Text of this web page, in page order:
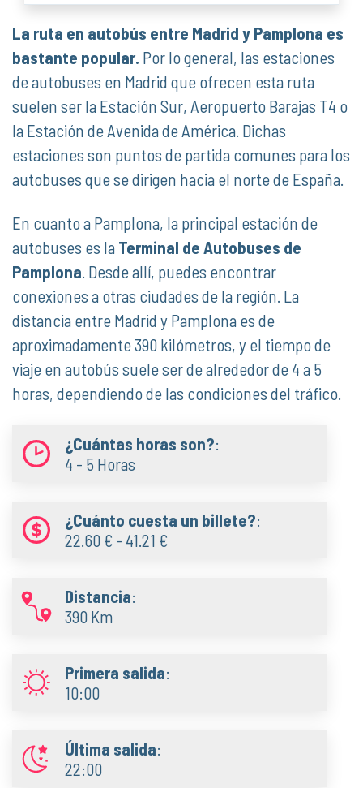
La ruta en autobús entre Madrid y Pamplona es
bastante popular. Por lo general, las estaciones
de autobuses en Madrid que ofrecen esta ruta
suelen ser la Estación Sur, Aeropuerto Barajas T4 o
la Estación de Avenida de América. Dichas
estaciones son puntos de partida comunes para los
autobuses que se dirigen hacia el norte de España.
En cuanto a Pamplona, la principal estación de
autobuses es la Terminal de Autobuses de
Pamplona. Desde allí, puedes encontrar
conexiones a otras ciudades de la región. La
distancia entre Madrid y Pamplona es de
aproximadamente 390 kilómetros, y el tiempo de
viaje en autobús suele ser de alrededor de 4 a 5
horas, dependiendo de las condiciones del tráfico.
¿Cuántas horas son?:
4 - 5 Horas
¿Cuánto cuesta un billete?:
22.60 € - 41.21 €
Distancia:
390 Km
Primera salida:
10:00
Última salida:
22:00